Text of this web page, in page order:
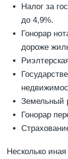
Налог за
до 4,9%.
Гонорар
дороже
Земельный
Гонорар
Несколько